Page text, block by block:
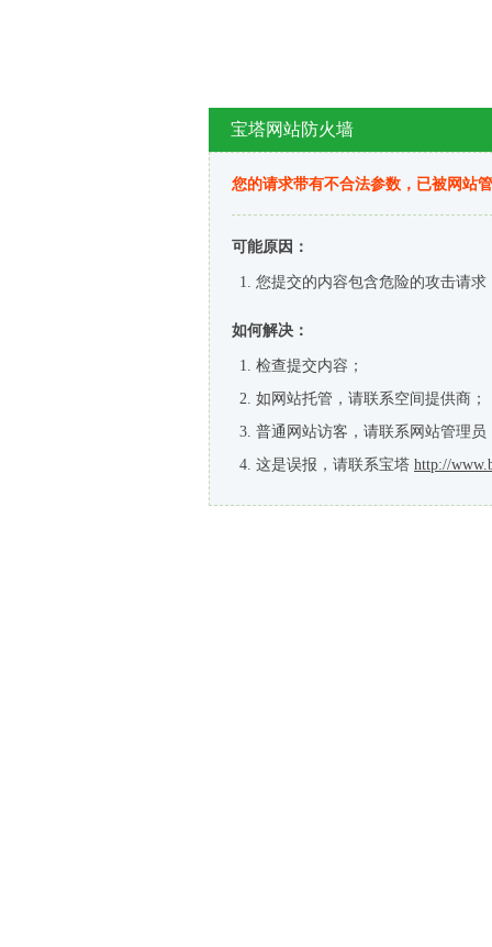
宝塔网站防火墙
您的请求带有不合法参数，已被网站
可能原因：
您提交的内容包含危险的攻击请求
如何解决：
检查提交内容；
如网站托管，请联系空间提供商；
普通网站访客，请联系网站管理员
这是误报，请联系宝塔 http://